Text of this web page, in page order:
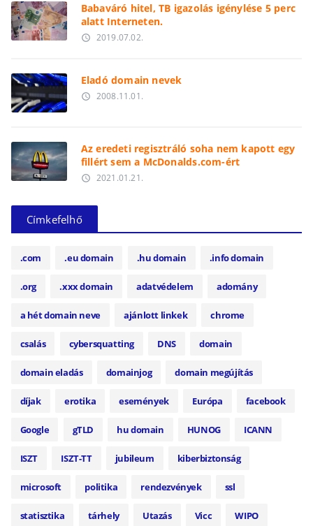
Babaváró hitel, TB igazolás igénylése 5 perc
alatt Interneten.
access_time 2019.07.02.
Eladó domain nevek
access_time 2008.11.01.
Az eredeti regisztráló soha nem kapott egy
fillért sem a McDonalds.com-ért
access_time 2021.01.21.
Címkefelhő
.com .eu domain .hu domain .info domain
.org .xxx domain adatvédelem adomány
a hét domain neve ajánlott linkek chrome
csalás cybersquatting DNS domain
domain eladás domainjog domain megújítás
díjak erotika események Európa facebook
Google gTLD hu domain HUNOG ICANN
ISZT ISZT-TT jubileum kiberbiztonság
microsoft politika rendezvények ssl
statisztika tárhely Utazás Vicc WIPO